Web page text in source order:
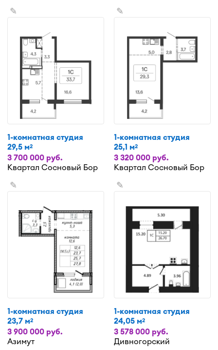
✎
1-комнатная студия
29,5 м2
3 700 000 руб.
Квартал Сосновый Бор
✎
1-комнатная студия
25,1 м2
3 320 000 руб.
Квартал Сосновый Бор
✎
1-комнатная студия
23,7 м2
3 900 000 руб.
Азимут
✎
1-комнатная студия
24,05 м2
3 578 000 руб.
Дивногорский